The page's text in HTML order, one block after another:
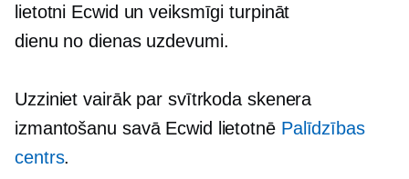
lietotni Ecwid un veiksmīgi turpināt
dienu no dienasuzdevumi.
Uzziniet vairāk par svītrkoda skenera
izmantošanu savā Ecwid lietotnē Palīdzības
centrs.